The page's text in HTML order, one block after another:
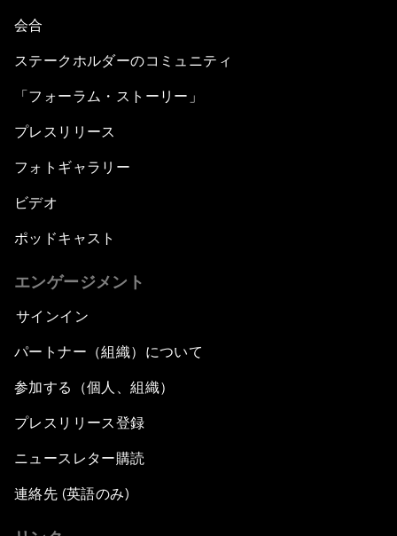
会合
ステークホルダーのコミュニティ
「フォーラム・ストーリー」
プレスリリース
フォトギャラリー
ビデオ
ポッドキャスト
エンゲージメント
サインイン
パートナー（組織）について
参加する（個人、組織）
プレスリリース登録
ニュースレター購読
連絡先 (英語のみ)